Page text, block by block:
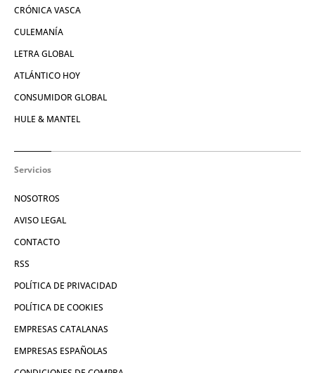
CRÓNICA VASCA
CULEMANÍA
LETRA GLOBAL
ATLÁNTICO HOY
CONSUMIDOR GLOBAL
HULE & MANTEL
Servicios
NOSOTROS
AVISO LEGAL
CONTACTO
RSS
POLÍTICA DE PRIVACIDAD
POLÍTICA DE COOKIES
EMPRESAS CATALANAS
EMPRESAS ESPAÑOLAS